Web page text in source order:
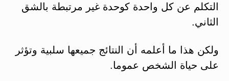
التكلم عن كل واحدة كوحدة غير مرتبطة بالشق
الثاني.
ولكن هذا ما أعلمه أن النتائج جميعها سلبية وتؤثر
على حياة الشخص عموما.